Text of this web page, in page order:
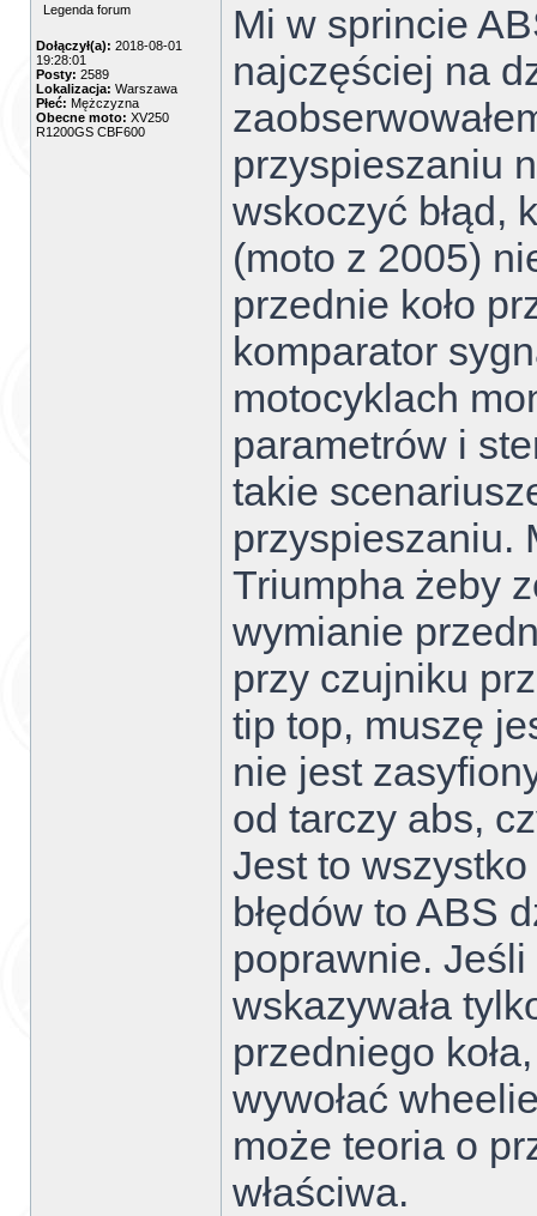
Legenda forum
Dołączył(a): 2018-08-01
19:28:01
Posty: 2589
Lokalizacja: Warszawa
Płeć: Mężczyzna
Obecne moto: XV250
R1200GS CBF600
Mi w sprincie
najczęściej na
przyspieszaniu
wskoczyć błąd,
(moto z 2005)
przednie koło
komparator
motocyklach
parametrów i
takie
przyspieszaniu.
Triumpha żeby
wymianie
przy czujniku
tip top, muszę
nie jest
od tarczy abs,
Jest to
błędów to ABS
poprawnie. Jeśli
wskazywała
przedniego
wywołać
może teoria o
właściwa.